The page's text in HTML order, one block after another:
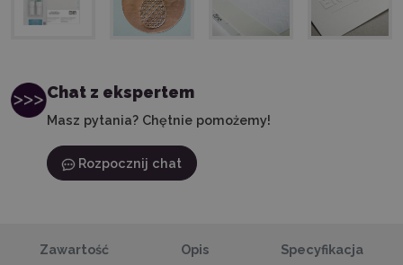
Chat z ekspertem
Masz pytania? Chętnie pomożemy!
Rozpocznij chat
Zawartość Opis Specyfikacja